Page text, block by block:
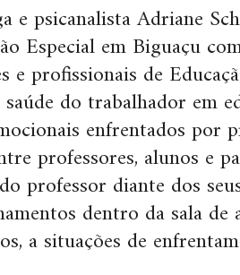
e psicanalista Adriane
Especial em Biguaçu
e profissionais de
do trabalhador em
enfrentados por
professores, alunos e
professor diante dos
dentro da sala
a situações de